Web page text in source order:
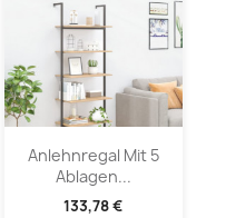
Anlehnregal Mit 5
Ablagen...
133,78 €